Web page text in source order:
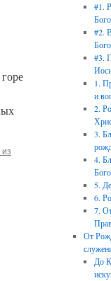
#1.
#2.
#3.
1.
и
2.
3.
4.
5.
6.
7.
От
До